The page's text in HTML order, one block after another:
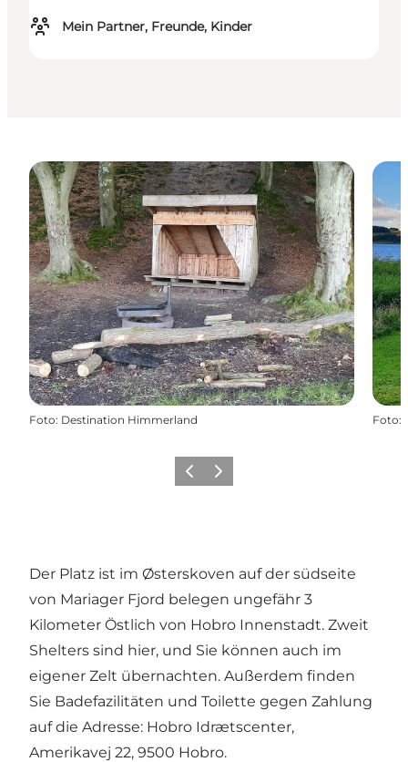
Mein Partner, Freunde, Kinder
Foto: Destination Himmerland Foto:
Vorherige Folie
Nächste Folie
Der Platz ist im Østerskoven auf der südseite
von Mariager Fjord belegen ungefähr 3
Kilometer Östlich von Hobro Innenstadt. Zweit
Shelters sind hier, und Sie können auch im
eigener Zelt übernachten. Außerdem finden
Sie Badefazilitäten und Toilette gegen Zahlung
auf die Adresse: Hobro Idrætscenter,
Amerikavej 22, 9500 Hobro.